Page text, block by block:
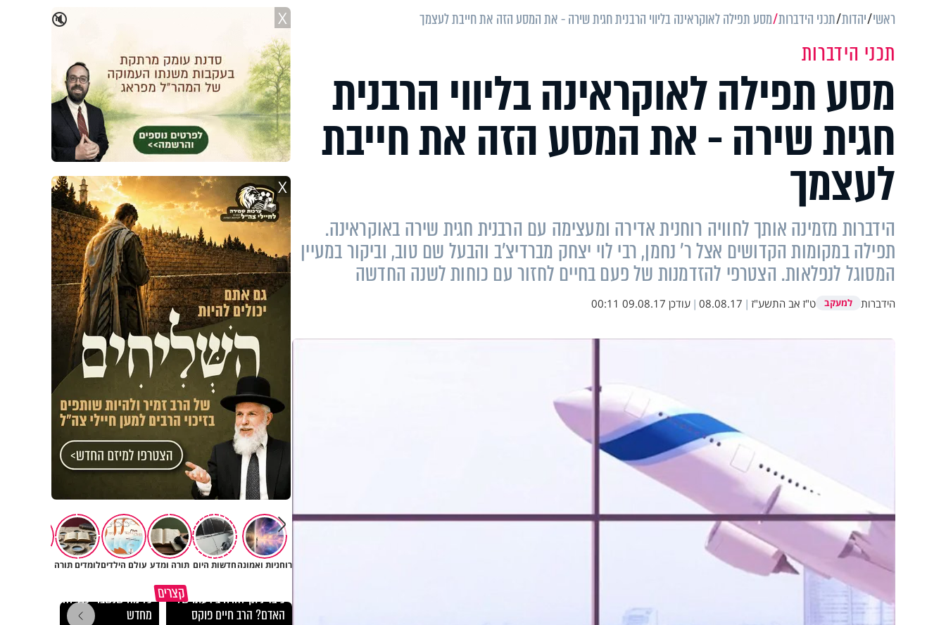
ראשי יהדות תכני הידברות מסע תפילה לאוקראינה בליווי הרבנית חגית שירה - את המסע הזה את חייבת לעצמך
תכני הידברות
מסע תפילה לאוקראינה בליווי הרבנית
חגית שירה - את המסע הזה את חייבת
לעצמך
הידברות מזמינה אותך לחוויה רוחנית אדירה ומעצימה עם הרבנית חגית שירה באוקראינה.
תפילה במקומות הקדושים אצל ר' נחמן, רבי לוי יצחק מברדיצ'ב והבעל שם טוב, וביקור במעיין
המסוגל לנפלאות. הצטרפי להזדמנות של פעם בחיים לחזור עם כוחות לשנה החדשה
הידברות למעקב ט"ז אב התשע"ז |
08.08.17
| עודכן 09.08.17 00:11
🔇 X
X
רוחניות ואמונהחדשות היום תורה ומדע עולם הילדיםלומדים תורה
קצריםכיצד ניתן להרחיב דעתו של
האדם? הרב חיים פוקס
כל מה שנשבר יכול להיבנות
מחדש